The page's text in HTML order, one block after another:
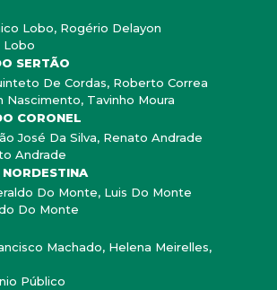
Lobo, Rogério Delayon
Lobo
SERTÃO
De Cordas, Roberto Correa
Nascimento, Tavinho Moura
CORONEL
José Da Silva, Renato Andrade
Andrade
Do Monte, Luis Do Monte
Do Monte
Machado, Helena Meirelles,
Público